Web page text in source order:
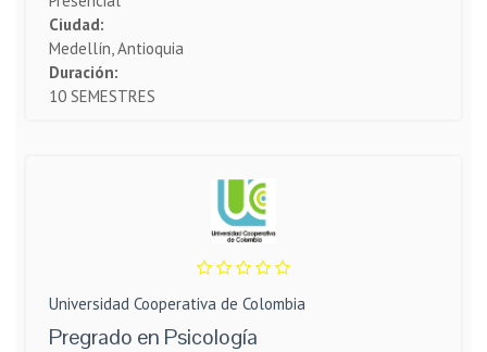
Ciudad:
Medellín, Antioquia
Duración:
10 SEMESTRES
Universidad Cooperativa de Colombia
Pregrado en Psicología